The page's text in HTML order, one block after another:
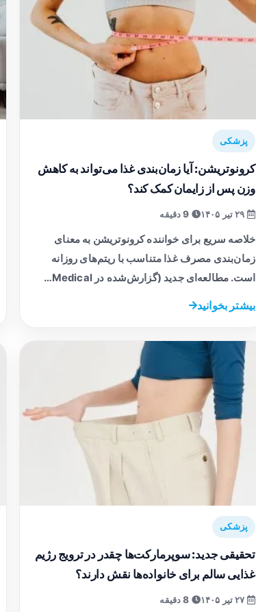
پزشکی
کرونوتریشن: آیا زمان‌بندی غذا می‌تواند به کاهش
وزن پس از زایمان کمک کند؟
خلاصه سریع برای خواننده کرونوتریشن به معنای
زمان‌بندی مصرف غذا متناسب با ریتم‌های روزانه
است. مطالعه‌ای جدید (گزارش‌شده در Medical…
بیشتر بخوانید
پزشکی
تحقیقی جدید: سوپرمارکت‌ها چقدر در ترویج رژیم
غذایی سالم برای خانواده‌ها نقش دارند؟